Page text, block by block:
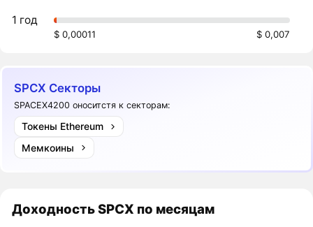
1 год
$ 0,00011 $ 0,007
SPCX Секторы
SPACEX4200 оноситстя к секторам:
Токены Ethereum
Мемкоины
ДоходностьSPCX по месяцам